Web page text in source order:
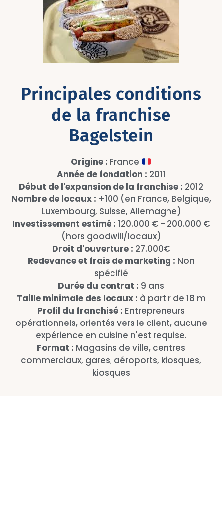
Principales conditions
de la franchise
Bagelstein
Origine : France
Année de fondation : 2011
Début de l'expansion de la franchise : 2012
Nombre de locaux : +100 (en France, Belgique,
Luxembourg, Suisse, Allemagne)
Investissement estimé : 120.000 € - 200.000 €
(hors goodwill/locaux)
Droit d'ouverture : 27.000€
Redevance et frais de marketing : Non
spécifié
Durée du contrat : 9 ans
Taille minimale des locaux : à partir de 18 m
Profil du franchisé : Entrepreneurs
opérationnels, orientés vers le client, aucune
expérience en cuisine n'est requise.
Format : Magasins de ville, centres
commerciaux, gares, aéroports, kiosques,
kiosques